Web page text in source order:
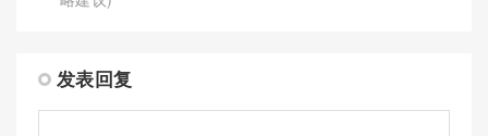
发表回复